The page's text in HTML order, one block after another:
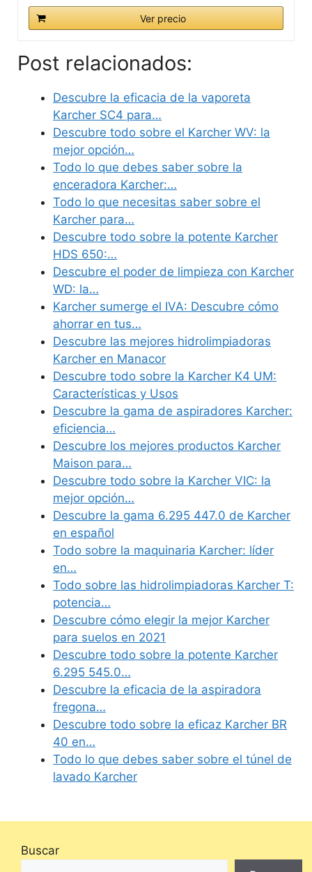
Ver precio
Post relacionados:
Descubre la eficacia de la vaporeta
Karcher SC4 para…
Descubre todo sobre el Karcher WV: la
mejor opción…
Todo lo que debes saber sobre la
enceradora Karcher:…
Todo lo que necesitas saber sobre el
Karcher para…
Descubre todo sobre la potente Karcher
HDS 650:…
Descubre el poder de limpieza con Karcher
WD: la…
Karcher sumerge el IVA: Descubre cómo
ahorrar en tus…
Descubre las mejores hidrolimpiadoras
Karcher en Manacor
Descubre todo sobre la Karcher K4 UM:
Características y Usos
Descubre la gama de aspiradores Karcher:
eficiencia…
Descubre los mejores productos Karcher
Maison para…
Descubre todo sobre la Karcher VIC: la
mejor opción…
Descubre la gama 6.295 447.0 de Karcher
en español
Todo sobre la maquinaria Karcher: líder
en…
Todo sobre las hidrolimpiadoras Karcher T:
potencia…
Descubre cómo elegir la mejor Karcher
para suelos en 2021
Descubre todo sobre la potente Karcher
6.295 545.0…
Descubre la eficacia de la aspiradora
fregona…
Descubre todo sobre la eficaz Karcher BR
40 en…
Todo lo que debes saber sobre el túnel de
lavado Karcher
Buscar